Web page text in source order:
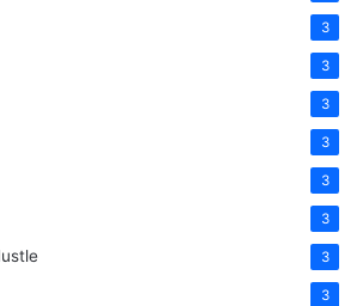
3
3
3
3
3
3
3
3